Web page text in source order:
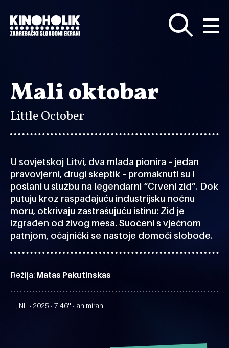
glavni
sadržaj
Mali oktobar
Little October
U sovjetskoj Litvi, dva mlada pionira – jedan
pravovjerni, drugi skeptik – promaknuti su i
poslani u službu na legendarni “Crveni zid”. Dok
putuju kroz raspadajuću industrijsku noćnu
moru, otkrivaju zastrašujuću istinu: Zid je
izgrađen od živog mesa. Suočeni s vječnom
patnjom, očajnički se nastoje domoći slobode.
Režija: Matas Pakutinskas
LI, NL • 2025 • 7'46'' • animirani